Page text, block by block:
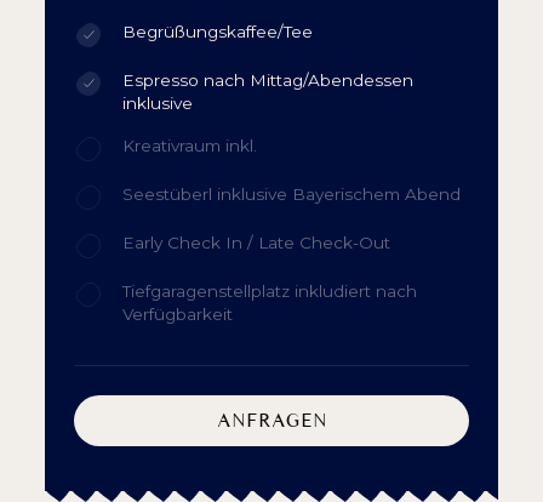
Begrüßungskaffee/Tee
Espresso nach Mittag/Abendessen
inklusive
Kreativraum inkl.
Seestüberl inklusive Bayerischem Abend
Early Check In / Late Check-Out
Tiefgaragenstellplatz inkludiert nach
Verfügbarkeit
ANFRAGEN